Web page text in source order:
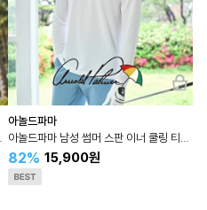
아놀드파마
82% 15,900원